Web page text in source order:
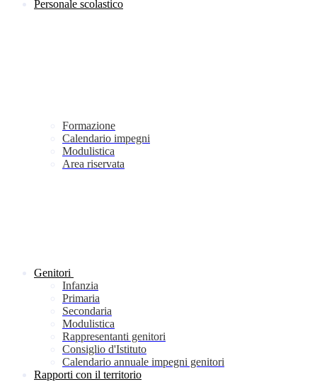
Personale scolastico
Formazione
Calendario impegni
Modulistica
Area riservata
Genitori
Infanzia
Primaria
Secondaria
Modulistica
Rappresentanti genitori
Consiglio d'Istituto
Calendario annuale impegni genitori
Rapporti con il territorio